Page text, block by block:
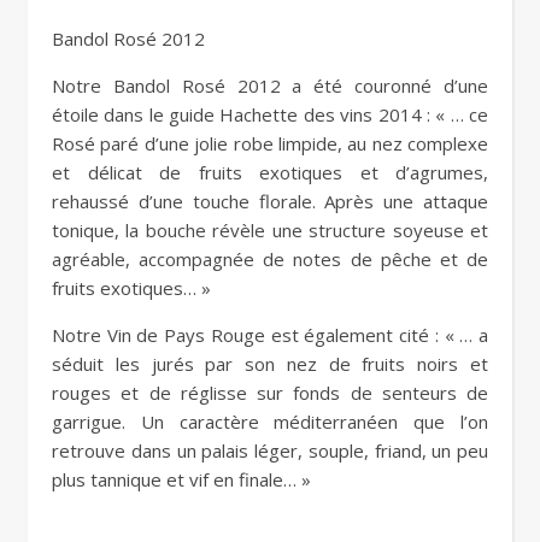
Bandol Rosé 2012
Notre Bandol Rosé 2012 a été couronné d’une
étoile dans le guide Hachette des vins 2014 : « … ce
Rosé paré d’une jolie robe limpide, au nez complexe
et délicat de fruits exotiques et d’agrumes,
rehaussé d’une touche florale. Après une attaque
tonique, la bouche révèle une structure soyeuse et
agréable, accompagnée de notes de pêche et de
fruits exotiques… »
Notre Vin de Pays Rouge est également cité : « … a
séduit les jurés par son nez de fruits noirs et
rouges et de réglisse sur fonds de senteurs de
garrigue. Un caractère méditerranéen que l’on
retrouve dans un palais léger, souple, friand, un peu
plus tannique et vif en finale… »